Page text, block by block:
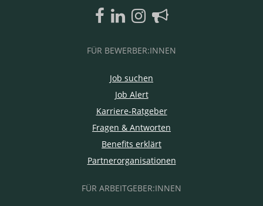
FÜR BEWERBER:INNEN
Job suchen
Job Alert
Karriere-Ratgeber
Fragen & Antworten
Benefits erklärt
Partnerorganisationen
FÜR ARBEITGEBER:INNEN